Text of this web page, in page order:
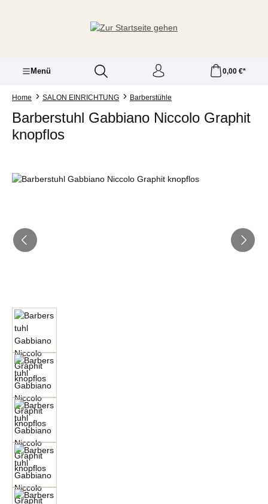
Menü 0,00 €*
Home SALON EINRICHTUNG Barberstühle
Barberstuhl Gabbiano Niccolo Graphit
knopflos
Bildergalerie überspringen